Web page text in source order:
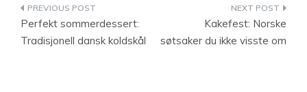
Indlægsnavigation
Perfekt sommerdessert:
Tradisjonell dansk koldskål
Kakefest: Norske
søtsaker du ikke visste om